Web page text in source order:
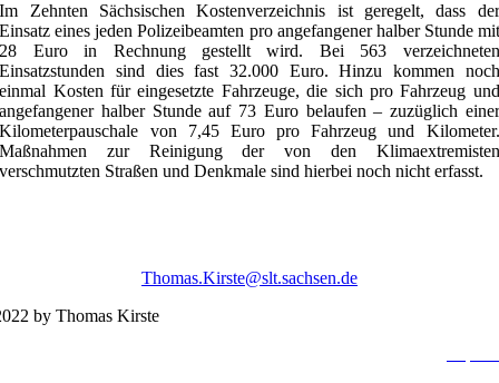
Im Zehnten Sächsischen Kostenverzeichnis ist geregelt, dass der
Einsatz eines jeden Polizeibeamten pro angefangener halber Stunde mit
28 Euro in Rechnung gestellt wird. Bei 563 verzeichneten
Einsatzstunden sind dies fast 32.000 Euro. Hinzu kommen noch
einmal Kosten für eingesetzte Fahrzeuge, die sich pro Fahrzeug und
angefangener halber Stunde auf 73 Euro belaufen – zuzüglich einer
Kilometerpauschale von 7,45 Euro pro Fahrzeug und Kilometer.
Maßnahmen zur Reinigung der von den Klimaextremisten
verschmutzten Straßen und Denkmale sind hierbei noch nicht erfasst.
Thomas.Kirste@slt.sachsen.de
by Thomas Kirste